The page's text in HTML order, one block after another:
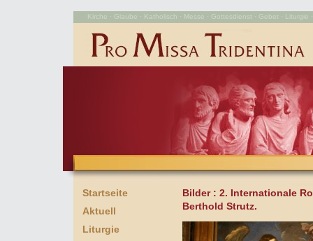
Kirche · Glaube · Katholisch · Messe · Gottesdienst · Gebet ·
Startseite
Aktuell
Liturgie
Bilder : 2. Internationale
Berthold Strutz.